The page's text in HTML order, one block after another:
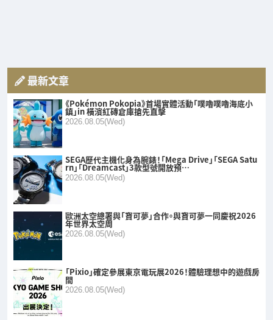
最新文章
《Pokémon Pokopia》首場實體活動「噗嚕噗嚕海底小
鎮」in 橫濱紅磚倉庫搶先直擊
2026.08.05(Wed)
SEGA歷代主機化身為腕錶！「Mega Drive」「SEGA Satu
rn」「Dreamcast」3款型號開放預…
2026.08.05(Wed)
歐洲太空總署與「寶可夢」合作。與寶可夢一同慶祝2026
年世界太空周
2026.08.05(Wed)
「Pixio」確定參展東京電玩展2026！體驗理想中的遊戲房
間
2026.08.05(Wed)